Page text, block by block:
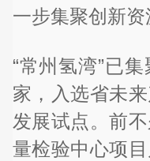
一步集聚创新资
“常州氢湾”已
家，入选省未
发展试点。前
量检验中心项